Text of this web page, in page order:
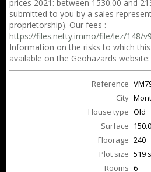
prices 2021: between 1530.00 and
submitted to you by a sales
proprietorship). Our fees :
https://files.netty.immo/file/lez/148/
Information on the risks to which
available on the Geohazards
Reference
City
House type Old
Surface
Floorage 240
Plot size 519
Rooms 6